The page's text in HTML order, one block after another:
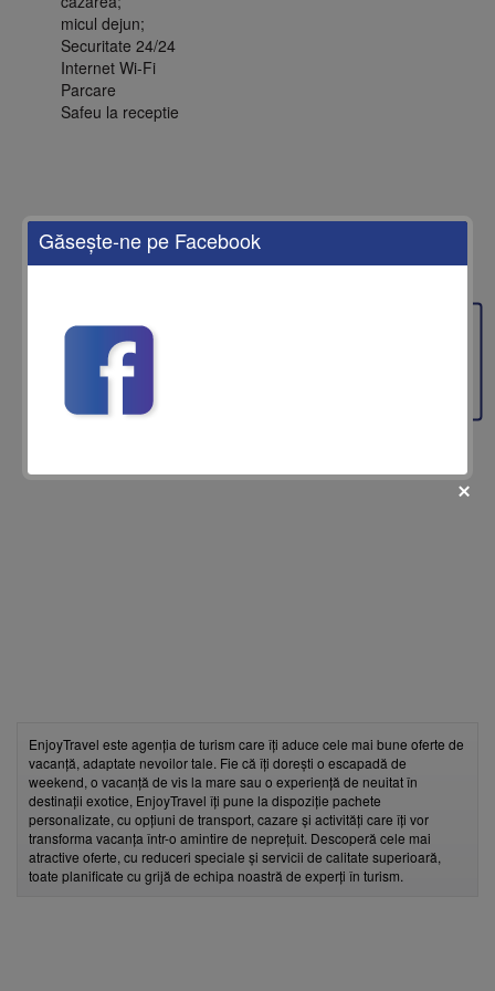
micul dejun;
Securitate 24/24
Internet Wi-Fi
Parcare
Safeu la receptie
EnjoyTravel este agenția de turism care îți aduce cele mai bune oferte de
vacanță, adaptate nevoilor tale. Fie că îți dorești o escapadă de
weekend, o vacanță de vis la mare sau o experiență de neuitat în
destinații exotice, EnjoyTravel îți pune la dispoziție pachete
personalizate, cu opțiuni de transport, cazare și activități care îți vor
transforma vacanța într-o amintire de neprețuit. Descoperă cele mai
atractive oferte, cu reduceri speciale și servicii de calitate superioară,
toate planificate cu grijă de echipa noastră de experți în turism.
Găseşte-ne pe Facebook